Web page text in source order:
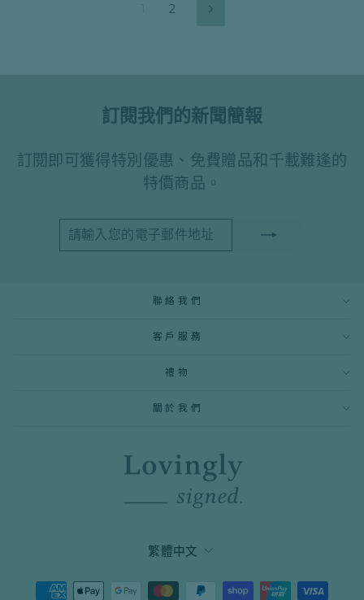
2 下
訂閱我們的新聞簡報
訂閱即可獲得特別優惠、免費贈品和千載難逢的
特價商品。
輸
入
子
件
閱
聯絡我們
客戶服務
禮物
關於我們
語
繁體中文